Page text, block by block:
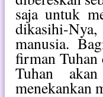
saja untuk
dikasihi-
manusia.
firman Tuhan
Tuhan
menekankan